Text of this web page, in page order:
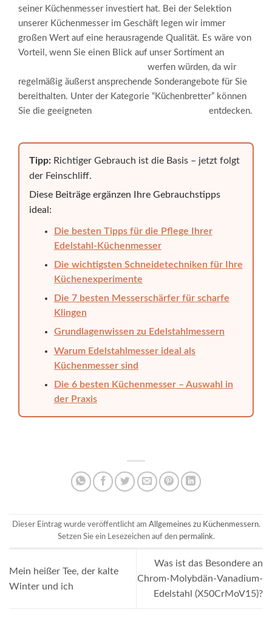
seiner Küchenmesser investiert hat. Bei der Selektion
unserer Küchenmesser im Geschäft legen wir immer
großen Wert auf eine herausragende Qualität. Es wäre von
Vorteil, wenn Sie einen Blick auf unser Sortiment an
werfen würden, da wir
regelmäßig äußerst ansprechende Sonderangebote für Sie
bereithalten. Unter der Kategorie “Küchenbretter” können
Sie die geeigneten
entdecken.
Tipp: Richtiger Gebrauch ist die Basis – jetzt folgt
der Feinschliff.
Diese Beiträge ergänzen Ihre Gebrauchstipps
ideal:
Die besten Tipps für die Pflege Ihrer
Edelstahl-Küchenmesser
Die wichtigsten Schneidetechniken für Ihre
Küchenexperimente
Die 7 besten Messerschärfer für scharfe
Klingen
Grundlagenwissen zu Edelstahlmessern
Warum Edelstahlmesser ideal als
Küchenmesser sind
Die 6 besten Küchenmesser – Auswahl in
der Praxis
Dieser Eintrag wurde veröffentlicht am Allgemeines zu Küchenmessern.
Setzen Sie ein Lesezeichen auf den permalink.
Mein heißer Tee, der kalte
Winter und ich
Was ist das Besondere an
Chrom-Molybdän-Vanadium-
Edelstahl (X50CrMoV15)?